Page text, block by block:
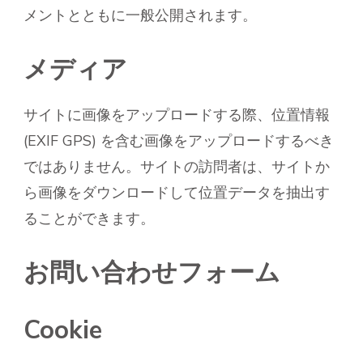
メントとともに一般公開されます。
メディア
サイトに画像をアップロードする際、位置情報
(EXIF GPS) を含む画像をアップロードするべき
ではありません。サイトの訪問者は、サイトか
ら画像をダウンロードして位置データを抽出す
ることができます。
お問い合わせフォーム
Cookie